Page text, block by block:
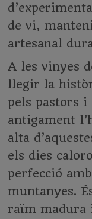
de vi,
artesanal
A les vinyes
llegir la
pels pastors
antigament
alta
els dies
perfecció
muntanyes.
raïm madura